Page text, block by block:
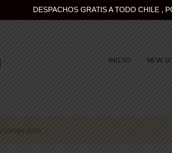
DESPACHOS GRATIS A TODO CHILE ,
INICIO NEW
/ Petite Jolie